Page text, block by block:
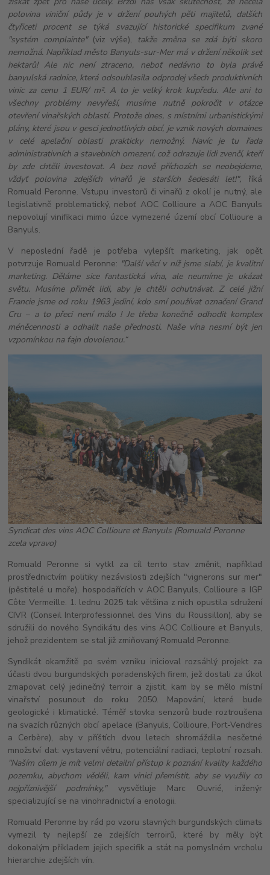
polovina viniční půdy je v držení pouhých pěti majitelů, dalších
čtyřiceti procent se týká svazující historické specifikum zvané
"systém complainte"(viz výše),
takže změna se zdá býti skoro
nemožná. Například město Banyuls-sur-Mer má v držení několik set
hektarů! Ale nic není ztraceno, neboť nedávno to byla právě
banyulská radnice, která odsouhlasila odprodej všech produktivních
vinic za cenu 1 EUR/ m². A to je velký krok kupředu. Ale ani to
všechny problémy nevyřeší, musíme nutně pokročit
v otázce
otevření vinařských oblastí. Protože dnes, s místními urbanistickými
plány, které jsou v gesci jednotlivých obcí, je vznik nových domaines
v celé apelační oblasti prakticky nemožný. Navíc je tu řada
administrativních a stavebních omezení, což odrazuje lidi zvenčí, kteří
by zde chtěli investovat. A bez nově příchozích se neobejdeme,
vždyť polovina zdejších vinařů je starších šedesáti let!", říká
Romuald Peronne. Vstupu investorů či vinařů z okolí je nutný, ale
legislativně problematický, neboť AOC Collioure a AOC Banyuls
nepovolují vinifikaci mimo úzce vymezené území obcí Collioure a
Banyuls.
V neposlední řadě je potřeba vylepšít marketing, jak opět
potvrzuje Romuald Peronne: "Další věcí v níž jsme slabí, je kvalitní
marketing. Děláme sice fantastická vína, ale neumíme je ukázat
světu. Musíme přimět lidi, aby je chtěli ochutnávat. Z celé jižní
Francie jsme od roku 1963 jediní, kdo smí používat označení Grand
Cru – a to přeci není málo ! Je třeba konečně odhodit komplex
méněcennosti a odhalit naše přednosti. Naše vína nesmí být jen
vzpomínkou na fajn dovolenou.“
Syndicat des vins AOC Collioure et Banyuls (Romuald Peronne
zcela vpravo)
Romuald Peronne si vytkl za cíl tento stav změnit, například
prostřednictvím politiky nezávislosti zdejších "vignerons sur mer"
(pěstitelé u moře), hospodařících v AOC Banyuls, Collioure a IGP
Côte Vermeille. 1. lednu 2025 tak většina z nich opustila sdružení
CIVR (Conseil Interprofessionnel des Vins du Roussillon), aby se
sdružili do nového Syndikátu des vins AOC Collioure et Banyuls,
jehož prezidentem se stal již zmiňovaný Romuald Peronne.
Syndikát okamžitě po svém vzniku inicioval rozsáhlý projekt za
účasti dvou burgundských poradenských firem, jež dostali za úkol
zmapovat celý jedinečný terroir a zjistit, kam by se mělo místní
vinařství posunout do roku 2050. Mapování, které bude
geologické i klimatické. Téměř stovka senzorů bude roztroušena
na svazích různých obcí apelace (Banyuls, Collioure, Port-Vendres
a Cerbère), aby v příštích dvou letech shromáždila nesčetné
množství dat: vystavení větru, potenciální radiaci, teplotní rozsah.
"Naším cílem je mít velmi detailní přístup k poznání kvality každého
pozemku, abychom věděli, kam vinici přemístit, aby se využily co
nejpříznivější podmínky," vysvětluje Marc Ouvrié, inženýr
specializující se na vinohradnictví a enologii.
Romuald Peronne by rád po vzoru slavných burgundských climats
vymezil ty nejlepší ze zdejších terroirů, které by měly být
dokonalým příkladem jejich specifik a stát na pomyslném vrcholu
hierarchie zdejších vín.